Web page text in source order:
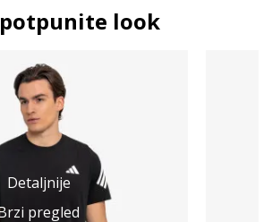
look
Detaljnije
pregled